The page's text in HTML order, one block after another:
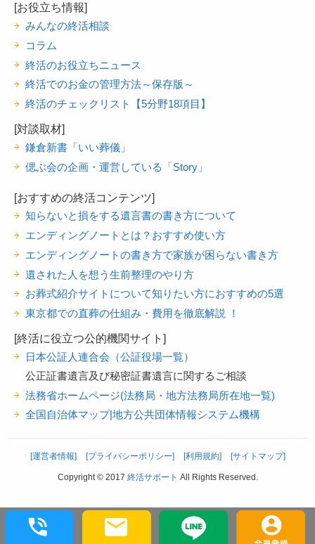
[お役立ち情報]
みんなの終活相談
コラム
終活のお役立ちニュース
終活でのお金の管理方法～保存版～
終活のチェックリスト【5分野18項目】
[対談取材]
鎌倉新書「いい葬儀」
偲ぶ会の企画・運営している「Story」
[おすすめの終活コンテンツ]
知らないと損をする遺言書の書き方について
エンディングノートとは？おすすめ使い方
エンディングノートの書き方で家族が困らない書き方
遺された人を想う生前整理のやり方
お葬式紹介サイトについて知りたい方におすすめの5選
東京都での直葬の仕組み・費用を徹底解説 ！
[終活に役立つ公的機関サイト]
日本公証人連合会（公証役場一覧）
公正証書遺言及び秘密証書遺言に関するご相談
法務省ホームページ(法務局・地方法務局所在地一覧)
全国自治体マップ|地方公共団体情報システム機構
[運営者情報] [プライバシーポリシー] [利用規約] [サイトマップ]
Copyright © 2017 終活サポート All Rights Reserved.